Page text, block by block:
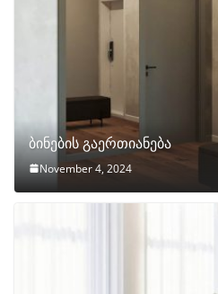
ბინების გაერთიანება
November 4, 2024